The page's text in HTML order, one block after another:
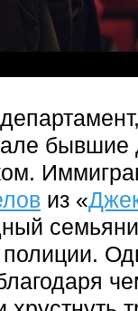
из «
полиции.